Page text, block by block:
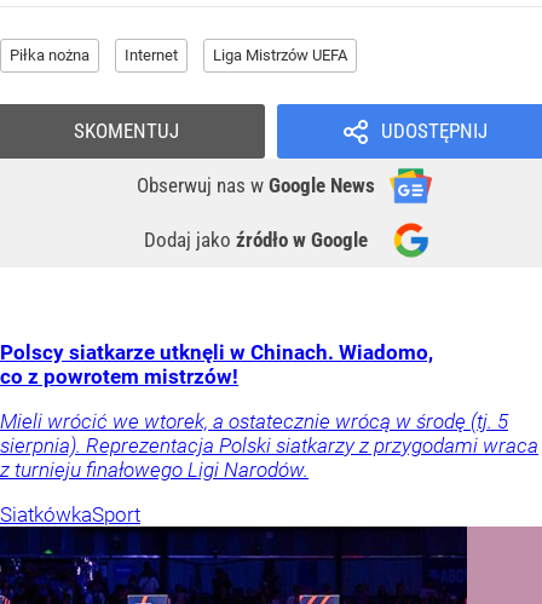
Piłka nożna Internet Liga Mistrzów UEFA
UDOSTĘPNIJ
Obserwuj nas w Google News
Dodaj jako źródło w Google
SKOMENTUJ
Polscy siatkarze utknęli w Chinach. Wiadomo,
co z powrotem mistrzów!
Mieli wrócić we wtorek, a ostatecznie wrócą w środę (tj. 5
sierpnia). Reprezentacja Polski siatkarzy z przygodami wraca
z turnieju finałowego Ligi Narodów.
SiatkówkaSport